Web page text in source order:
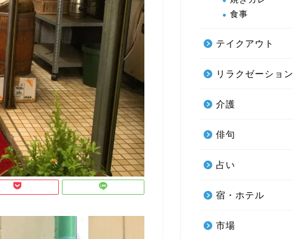
食事
テイクアウト
リラクゼーション
介護
俳句
占い
宿・ホテル
市場